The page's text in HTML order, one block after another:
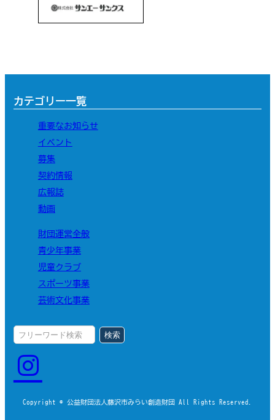
カテゴリー一覧
重要なお知らせ
イベント
募集
契約情報
広報誌
動画
財団運営全般
青少年事業
児童クラブ
スポーツ事業
芸術文化事業
検索
Copyright © 公益財団法人藤沢市みらい創造財団 All Rights Reserved.